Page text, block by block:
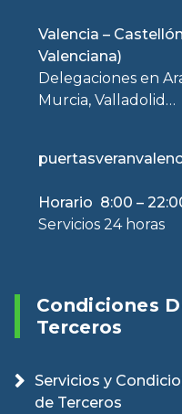
Valencia –
Valenciana)
Delegaciones en
Murcia, Valladolid…
Horario 8:00 –
Servicios 24 horas
Condiciones
Terceros
Servicios y
de Terceros